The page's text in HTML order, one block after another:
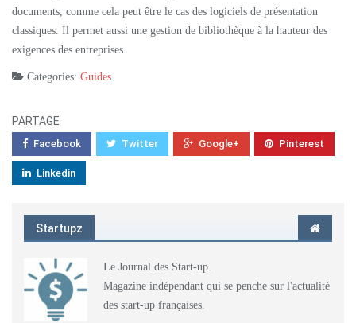
documents, comme cela peut être le cas des logiciels de présentation
classiques. Il permet aussi une gestion de bibliothèque à la hauteur des
exigences des entreprises.
Categories: Guides
PARTAGE
Facebook Twitter Google+ Pinterest
Linkedin
Startupz
Le Journal des Start-up.
Magazine indépendant qui se penche sur l'actualité
des start-up françaises.